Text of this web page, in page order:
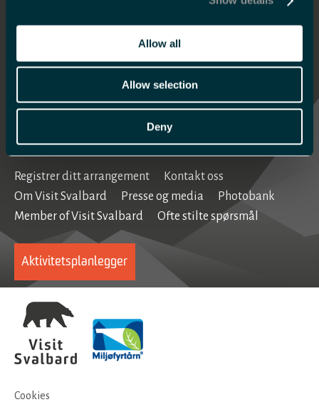
Allow all
Allow selection
Deny
Mat og drikke
Se og gjøre
Registrer ditt arrangement
Kontakt oss
Om Visit Svalbard
Presse og media
Photobank
Member of Visit Svalbard
Ofte stilte spørsmål
Aktivitetsplanlegger
Cookies